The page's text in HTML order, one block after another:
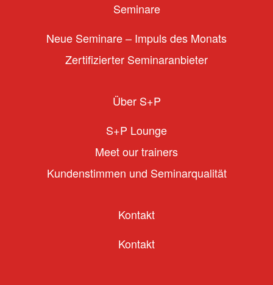
Seminare
Neue Seminare – Impuls des Monats
Zertifizierter Seminaranbieter
Über S+P
S+P Lounge
Meet our trainers
Kundenstimmen und Seminarqualität
Kontakt
Kontakt